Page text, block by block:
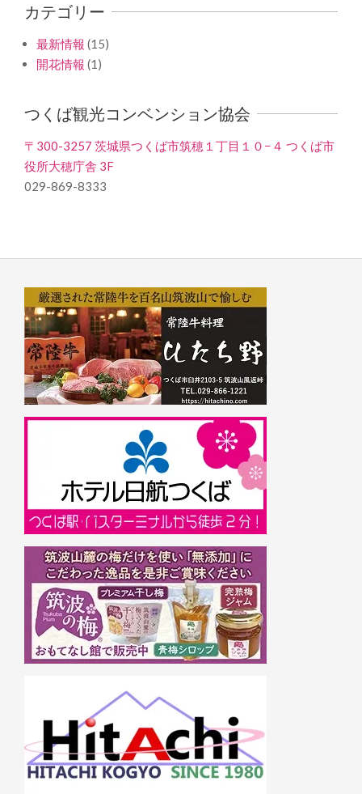
カテゴリー
最新情報 (15)
開花情報 (1)
つくば観光コンベンション協会
〒300-3257 茨城県つくば市筑穂１丁目１０−４ つくば市
役所大穂庁舎 3F
029-869-8333